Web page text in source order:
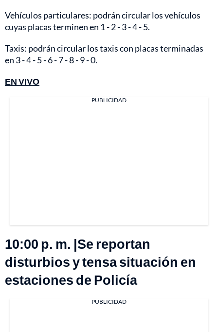
Vehículos particulares: podrán circular los vehículos
cuyas placas terminen en 1 - 2 - 3 - 4 - 5.
Taxis: podrán circular los taxis con placas terminadas
en 3 - 4 - 5 - 6 - 7 - 8 - 9 - 0.
EN VIVO
PUBLICIDAD
10:00 p. m. |Se reportan
disturbios y tensa situación en
estaciones de Policía
PUBLICIDAD